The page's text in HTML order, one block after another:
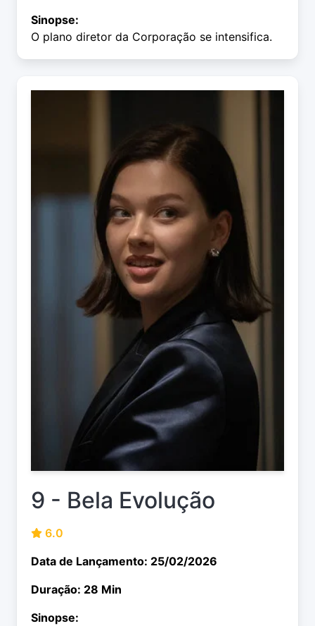
Sinopse:
O plano diretor da Corporação se intensifica.
9 - Bela Evolução
6.0
Data de Lançamento: 25/02/2026
Duração: 28 Min
Sinopse: